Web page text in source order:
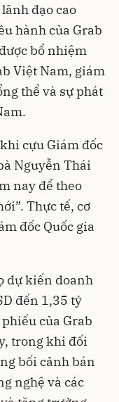
đạo cao
hành của Grab
bổ nhiệm
Việt Nam, giám
thể và sự phát
cựu Giám đốc
Nguyễn Thái
nay để theo
Thực tế, cơ
đốc Quốc gia
dự kiến doanh
đến 1,35 tỷ
của Grab
trong khi đối
bối cảnh bán
nghệ và các